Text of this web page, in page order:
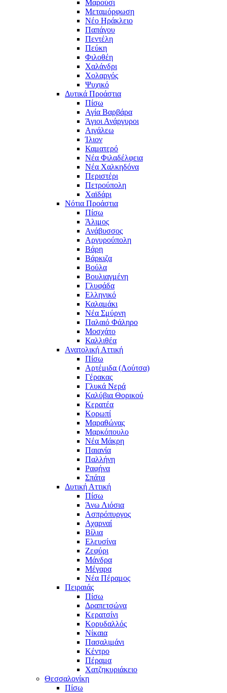
Μαρούσι
Μεταμόρφωση
Νέο Ηράκλειο
Παπάγου
Πεντέλη
Πεύκη
Φιλοθέη
Χαλάνδρι
Χολαργός
Ψυχικό
Δυτικά Προάστια
Πίσω
Αγία Βαρβάρα
Άγιοι Ανάργυροι
Αιγάλεω
Ίλιον
Καματερό
Νέα Φιλαδέλφεια
Νέα Χαλκηδόνα
Περιστέρι
Πετρούπολη
Χαϊδάρι
Νότια Προάστια
Πίσω
Άλιμος
Ανάβυσσος
Αργυρούπολη
Βάρη
Βάρκιζα
Βούλα
Βουλιαγμένη
Γλυφάδα
Ελληνικό
Καλαμάκι
Νέα Σμύρνη
Παλαιό Φάληρο
Μοσχάτο
Καλλιθέα
Ανατολική Αττική
Πίσω
Αρτέμιδα (Λούτσα)
Γέρακας
Γλυκά Νερά
Καλύβια Θορικού
Κερατέα
Κορωπί
Μαραθώνας
Μαρκόπουλο
Νέα Μάκρη
Παιανία
Παλλήνη
Ραφήνα
Σπάτα
Δυτική Αττική
Πίσω
Άνω Λιόσια
Ασπρόπυργος
Αχαρναί
Βίλια
Ελευσίνα
Ζεφύρι
Μάνδρα
Μέγαρα
Νέα Πέραμος
Πειραιάς
Πίσω
Δραπετσώνα
Κερατσίνι
Κορυδαλλός
Νίκαια
Πασαλιμάνι
Κέντρο
Πέραμα
Χατζηκυριάκειο
Θεσσαλονίκη
Πίσω